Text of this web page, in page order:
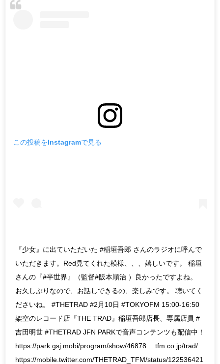
この投稿をInstagramで見る
『少女』に出ていただいた #稲垣吾郎 さんのラジオに呼んで
いただきます。Red見てくれた模様、、、嬉しいです。 稲垣
さんの『#半世界』（監督#阪本順治 ）良かったですよね。
お久しぶりなので、お話しできるの、楽しみです。 聴いてく
ださいね。 #THETRAD #2月10日 #TOKYOFM 15:00-16:50
架空のレコード店『THE TRAD』稲垣吾郎店長、専属店員 #
吉田明世 #THETRAD JFN PARKで音声コンテンツも配信中！
https://park.gsj.mobi/program/show/46878… tfm.co.jp/trad/
https://mobile.twitter.com/THETRAD_TFM/status/122536421